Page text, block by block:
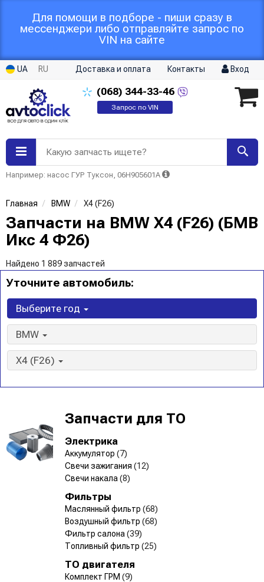
Для помощи в подборе - пиши сразу в
мессенджери либо отправляйте запрос по
VIN на сайте
UA RU Доставка и оплата Контакты Вход
(068) 344-33-46
Запрос по VIN
Какую запчасть ищете?
Например: насос ГУР Туксон, 06H905601A
Главная BMW X4 (F26)
Запчасти на BMW X4 (F26) (БМВ
Икс 4 Ф26)
Найдено 1 889 запчастей
Уточните автомобиль:
Выберите год
BMW
X4 (F26)
Запчасти для ТО
Электрика
Аккумулятор (7)
Свечи зажигания (12)
Свечи накала (8)
Фильтры
Маслянный фильтр (68)
Воздушный фильтр (68)
Фильтр салона (39)
Топливный фильтр (25)
ТО двигателя
Комплект ГРМ (9)